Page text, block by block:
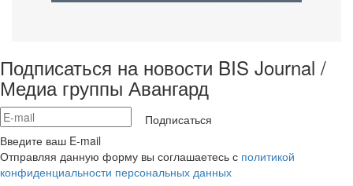
Подписаться на новости BIS Journal /
Медиа группы Авангард
Подписаться
Введите ваш E-mail
Отправляя данную форму вы соглашаетесь с политикой
конфиденциальности персональных данных